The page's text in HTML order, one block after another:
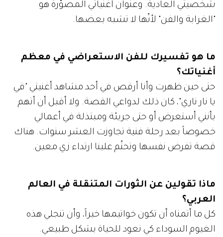
شخصيتي العادية. وعنوان أغنياتي المصوّرة هو
"الغرابة والفن" لأنّها لا تشبه بعضها.
ما هو تفسيرك للفن الاستعراضي في معظم
أغنياتك؟
حتى حين ظهرت وأنا أرقص في أحد مشاهد أغنيتي "في
يا نار ناري"، كان ذلك لدواعي القصة. ولا أقبل أن أتهم
بأنني أستعرض أو حتى جريئة ومبتذلة في أعمالي
خصوصاً بعد رحلة فنية تجاوزت العشر سنوات. هناك
قصة تفرض نفسها وتحتّم علينا ارتداء زي معين.
ماذا تقولين عن الثورات المتنقلة في العالم
العربي؟
كل ما أتمناه أن تكون خواتيمها خيراً، وأن تنجلي هذه
الغيوم السوداء كي نعود للحياة بشكل طبيعي.